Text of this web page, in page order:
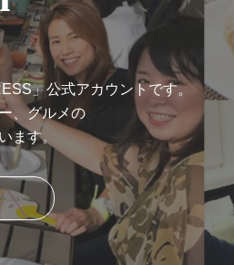
」公式アカウントです。
、グルメの
ます。